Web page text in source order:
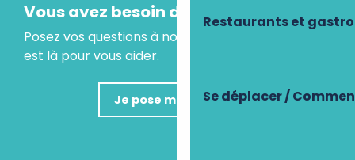
Restaurants et
Se déplacer /
Vous avez besoin d'un conseil ?
Posez vos questions à notre assistant virtuel, il
est là pour vous aider.
Je pose ma question